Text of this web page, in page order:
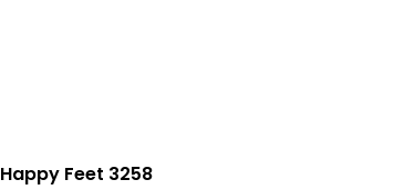
Happy Feet 3258